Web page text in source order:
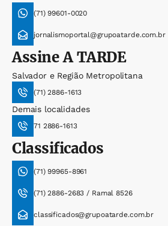
(71) 99601-0020
jornalismoportal@grupoatarde.com.br
AssineA TARDE
Salvador e Região Metropolitana
(71) 2886-1613
Demais localidades
71 2886-1613
Classificados
(71) 99965-8961
(71) 2886-2683 / Ramal 8526
classificados@grupoatarde.com.br